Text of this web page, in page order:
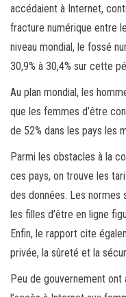
accédaient à Internet,
fracture numérique entre
niveau mondial, le fossé
30,9% à 30,4% sur cette
Au plan mondial, les
que les femmes d’être
de 52% dans les pays les
Parmi les obstacles à la
ces pays, on trouve les
des données. Les
les filles d’être en ligne
Enfin, le rapport cite
privée, la sûreté et la
Peu de gouvernement